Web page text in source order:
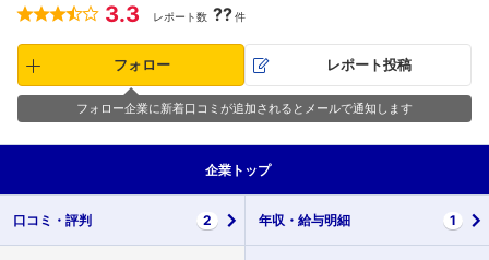
3.3 レポート数 ??件
フォロー レポート投稿
フォロー企業に新着口コミが追加されるとメールで通知します
企業 トップ
口コミ・ 評判 2 年収・ 給与明細 1